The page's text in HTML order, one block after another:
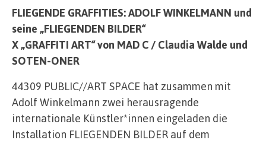
FLIEGENDE GRAFFITIES: ADOLF WINKELMANN und
seine „FLIEGENDEN BILDER“
X „GRAFFITI ART“ von MAD C / Claudia Walde und
SOTEN-ONER
44309 PUBLIC//ART SPACE hat zusammen mit
Adolf Winkelmann zwei herausragende
internationale Künstler*innen eingeladen die
Installation FLIEGENDEN BILDER auf dem